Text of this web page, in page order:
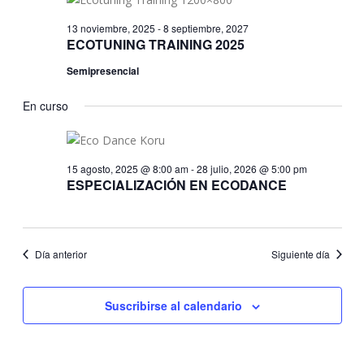
2026
ECOTUNING TRAINING 2025
13 noviembre, 2025 -8 septiembre, 2027
Semipresencial
En curso
ESPECIALIZACIÓN EN ECODANCE
15 agosto, 2025 @ 8:00 am-28 julio, 2026 @ 5:00 pm
Día anterior Siguiente día
Suscribirse al calendario